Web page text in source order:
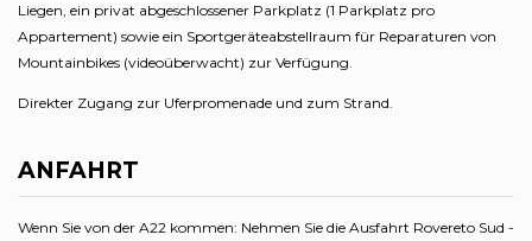
Liegen, ein privat abgeschlossener Parkplatz (1 Parkplatz pro
Appartement) sowie ein Sportgeräteabstellraum für Reparaturen von
Mountainbikes (videoüberwacht) zur Verfügung.
Direkter Zugang zur Uferpromenade und zum Strand.
ANFAHRT
Wenn Sie von der A22 kommen: Nehmen Sie die Ausfahrt Rovereto Sud -